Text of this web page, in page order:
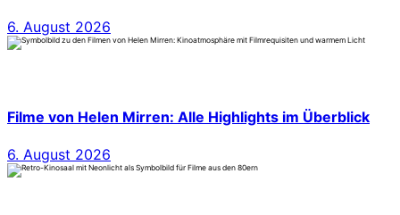
6. August 2026
Filme von Helen Mirren: Alle Highlights im Überblick
6. August 2026